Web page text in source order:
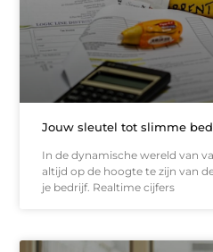
Jouw sleutel tot slimme
In de dynamische wereld van
altijd op de hoogte te zijn van
je bedrijf. Realtime cijfers